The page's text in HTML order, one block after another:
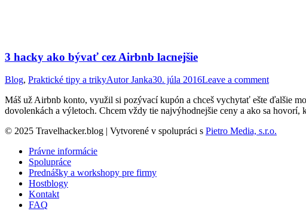
3 hacky ako bývať cez Airbnb lacnejšie
Blog, Praktické tipy a trikyAutorJanka30. júla 2016Leave a comment
Máš už Airbnb konto, využil si pozývací kupón a chceš vychytať ešte ďalšie
dovolenkách a výletoch. Chcem vždy tie najvýhodnejšie ceny a ako sa
© 2025 Travelhacker.blog | Vytvorené v spolupráci s Pietro Media, s.r.o.
Právne informácie
Spolupráce
Prednášky a workshopy pre firmy
Hostblogy
Kontakt
FAQ